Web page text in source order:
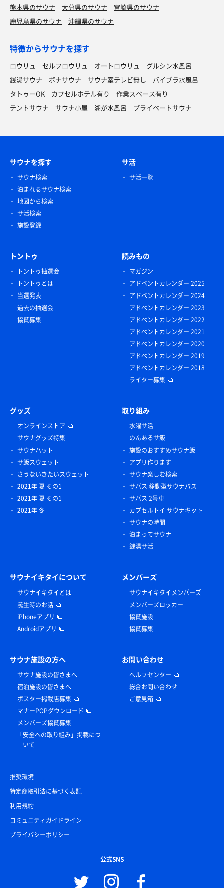
熊本県のサウナ
大分県のサウナ
宮崎県のサウナ
鹿児島県のサウナ
沖縄県のサウナ
特徴からサウナを探す
ロウリュ セルフロウリュ オートロウリュ
グルシン水風呂
銭湯サウナ
ボナサウナ サウナ室テレビ無し
バイブラ水風呂
タトゥーOK
カプセルホテル有り
作業スペース有り
テントサウナ
サウナ小屋 湖が水風呂 プライベートサウナ
サウナを探す
サウナ検索
泊まれるサウナ検索
地図から検索
サ活検索
施設登録
サ活
サ活一覧
トントゥ
トントゥ抽選会
トントゥとは
当選発表
過去の抽選会
協賛募集
読みもの
マガジン
アドベントカレンダー 2025
アドベントカレンダー 2024
アドベントカレンダー 2023
アドベントカレンダー 2022
アドベントカレンダー 2021
アドベントカレンダー 2020
アドベントカレンダー 2019
アドベントカレンダー 2018
ライター募集
グッズ
オンラインストア
サウナグッズ特集
サウナハット
サ飯スウェット
さうないきたいスウェット
2021年 夏 その1
2021年 夏 その1
2021年 冬
取り組み
水曜サ活
のんあるサ飯
施設のおすすめサウナ飯
アプリ作ります
サウナ楽しむ検索
サバス 移動型サウナバス
サバス 2号車
カプセルトイ サウナキット
サウナの時間
泊まってサウナ
銭湯サ活
サウナイキタイについて
サウナイキタイとは
誕生時のお話
iPhoneアプリ
Androidアプリ
メンバーズ
サウナイキタイメンバーズ
メンバーズロッカー
協賛施設
協賛募集
サウナ施設の方へ
サウナ施設の皆さまへ
宿泊施設の皆さまへ
ポスター掲載店募集
マナーPOPダウンロード
メンバーズ協賛募集
「安全への取り組み」掲載につ
いて
お問い合わせ
ヘルプセンター
総合お問い合わせ
ご意見箱
推奨環境
特定商取引法に基づく表記
利用規約
コミュニティガイドライン
プライバシーポリシー
公式SNS